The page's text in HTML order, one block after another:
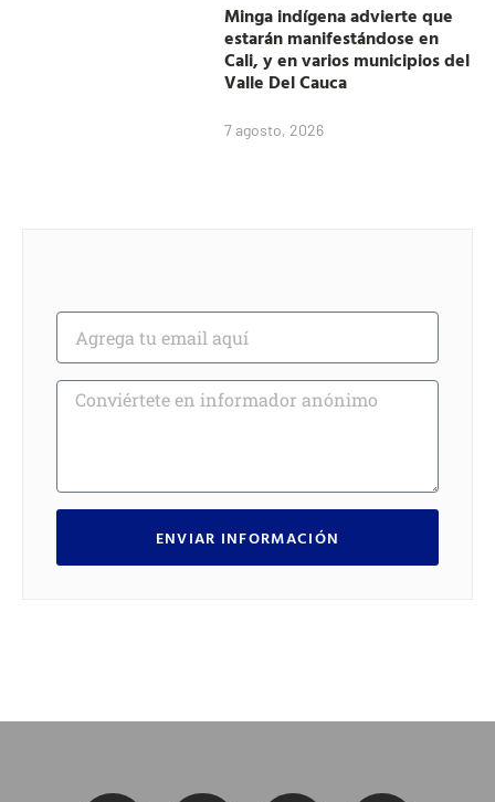
Minga indígena advierte que
estarán manifestándose en
Cali, y en varios municipios del
Valle Del Cauca
7 agosto, 2026
ENVIAR INFORMACIÓN